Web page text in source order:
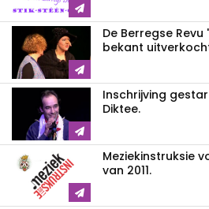
De Berregse
bekant
Inschrijving
Diktee.
Meziekinstruksie
van 2011.